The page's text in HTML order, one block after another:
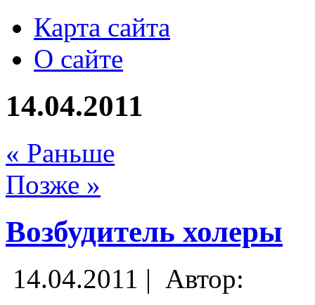
Карта сайта
О сайте
14.04.2011
« Раньше
Позже »
Возбудитель холеры
14.04.2011 |
Автор: